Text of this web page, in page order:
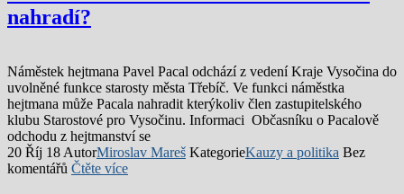
nahradí?
Náměstek hejtmana Pavel Pacal odchází z vedení Kraje Vysočina do
uvolněné funkce starosty města Třebíč. Ve funkci náměstka
hejtmana může Pacala nahradit kterýkoliv člen zastupitelského
klubu Starostové pro Vysočinu. Informaci Občasníku o Pacalově
odchodu z hejtmanství se
20 Říj 18 AutorMiroslav Mareš KategorieKauzy a politika Bez
komentářů Čtěte více